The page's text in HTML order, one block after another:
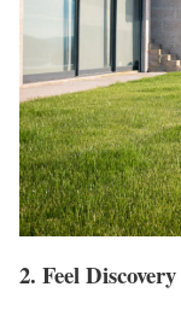
2. Feel